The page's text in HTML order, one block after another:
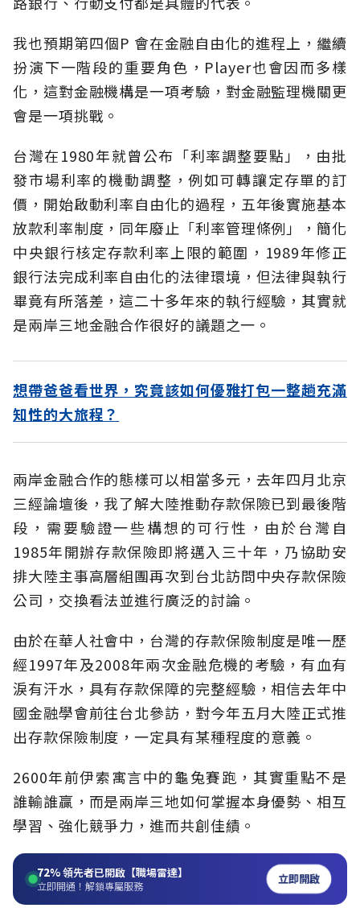
我也預期第四個P 會在金融自由化的進程上，繼續
扮演下一階段的重要角色，Player也會因而多樣
化，這對金融機構是一項考驗，對金融監理機關更
會是一項挑戰。
台灣在1980年就曾公布「利率調整要點」，由批
發市場利率的機動調整，例如可轉讓定存單的訂
價，開始啟動利率自由化的過程，五年後實施基本
放款利率制度，同年廢止「利率管理條例」，簡化
中央銀行核定存款利率上限的範圍，1989年修正
銀行法完成利率自由化的法律環境，但法律與執行
畢竟有所落差，這二十多年來的執行經驗，其實就
是兩岸三地金融合作很好的議題之一。
想帶爸爸看世界，究竟該如何優雅打包一整趟充滿
知性的大旅程？
兩岸金融合作的態樣可以相當多元，去年四月北京
三經論壇後，我了解大陸推動存款保險已到最後階
段，需要驗證一些構想的可行性，由於台灣自
1985年開辦存款保險即將邁入三十年，乃協助安
排大陸主事高層組團再次到台北訪問中央存款保險
公司，交換看法並進行廣泛的討論。
由於在華人社會中，台灣的存款保險制度是唯一歷
經1997年及2008年兩次金融危機的考驗，有血有
淚有汗水，具有存款保障的完整經驗，相信去年中
國金融學會前往台北參訪，對今年五月大陸正式推
出存款保險制度，一定具有某種程度的意義。
2600年前伊索寓言中的龜兔賽跑，其實重點不是
誰輸誰贏，而是兩岸三地如何掌握本身優勢、相互
學習、強化競爭力，進而共創佳績。
72%領先者已開啟【職場雷達】
立即開通！解鎖專屬服務 立即開啟